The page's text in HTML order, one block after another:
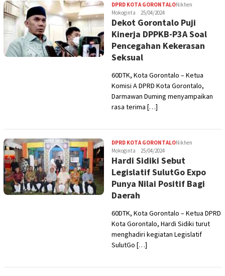
DPRD KOTA GORONTALONikhen
Mokoginta
25/04/2024
Dekot Gorontalo Puji
Kinerja DPPKB-P3A Soal
Pencegahan Kekerasan
Seksual
60DTK, Kota Gorontalo – Ketua
Komisi A DPRD Kota Gorontalo,
Darmawan Duming menyampaikan
rasa terima […]
DPRD KOTA GORONTALONikhen
Mokoginta
25/04/2024
Hardi Sidiki Sebut
Legislatif SulutGo Expo
Punya Nilai Positif Bagi
Daerah
60DTK, Kota Gorontalo – Ketua DPRD
Kota Gorontalo, Hardi Sidiki turut
menghadiri kegiatan Legislatif
SulutGo […]